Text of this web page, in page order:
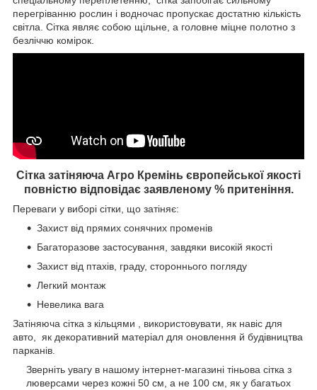
перегріванню рослин і водночас пропускає достатню кількість
світла. Сітка являє собою щільне, а головне міцне полотно з
безліччю комірок.
Сітка затіняюча Агро Кремінь європейської якості
повністю відповідає заявленому % притеніння.
Переваги у виборі сітки, що затіняє:
Захист від прямих сонячних променів
Багаторазове застосування, завдяки високій якості
Захист від птахів, граду, стороннього погляду
Легкий монтаж
Невелика вага
Затіняюча сітка з кільцями , використовувати, як навіс для
авто, як декоративний матеріал для оновлення й будівництва
парканів.
Зверніть увагу в нашому інтернет-магазині тіньова сітка з
люверсами через кожні 50 см, а не 100 см, як у багатьох